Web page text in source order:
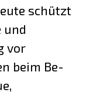
schützt
und
vor
beim Be-